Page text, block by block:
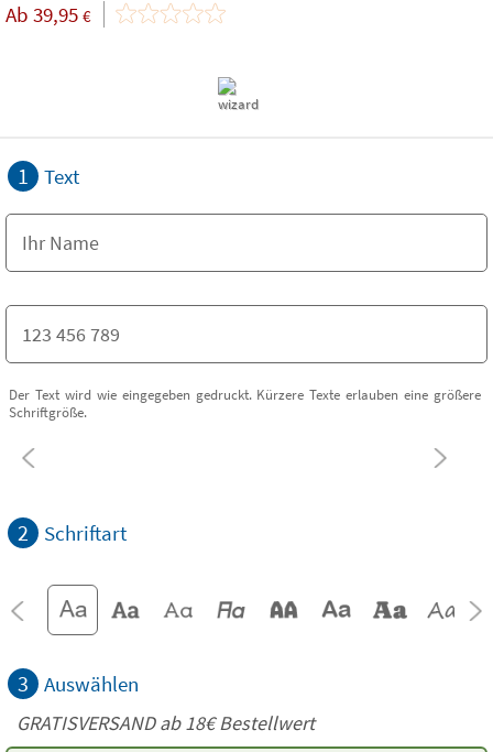
Ab 39,95 €
1 Text
Der Text wird wie eingegeben gedruckt. Kürzere Texte erlauben eine größere
Schriftgröße.
2 Schriftart
3 Auswählen
GRATISVERSAND ab18€Bestellwert